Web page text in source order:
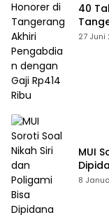
40
Rp414
27 Juni
MUI
8